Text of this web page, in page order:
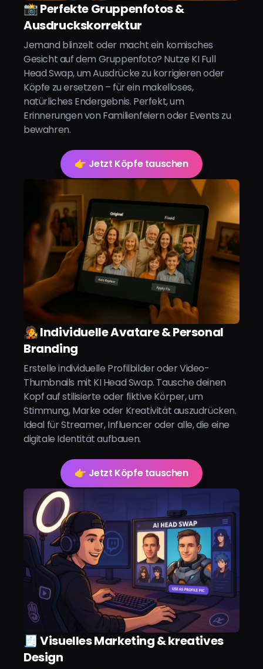
📸 Perfekte Gruppenfotos &
Ausdruckskorrektur
Jemand blinzelt oder macht ein komisches
Gesicht auf dem Gruppenfoto? Nutze KI Full
Head Swap, um Ausdrücke zu korrigieren oder
Köpfe zu ersetzen – für ein makelloses,
natürliches Endergebnis. Perfekt, um
Erinnerungen von Familienfeiern oder Events zu
bewahren.
👉 Jetzt Köpfe tauschen
🧑‍🎤 Individuelle Avatare & Personal
Branding
Erstelle individuelle Profilbilder oder Video-
Thumbnails mit KI Head Swap. Tausche deinen
Kopf auf stilisierte oder fiktive Körper, um
Stimmung, Marke oder Kreativität auszudrücken.
Ideal für Streamer, Influencer oder alle, die eine
digitale Identität aufbauen.
👉 Jetzt Köpfe tauschen
🧾 Visuelles Marketing & kreatives
Design